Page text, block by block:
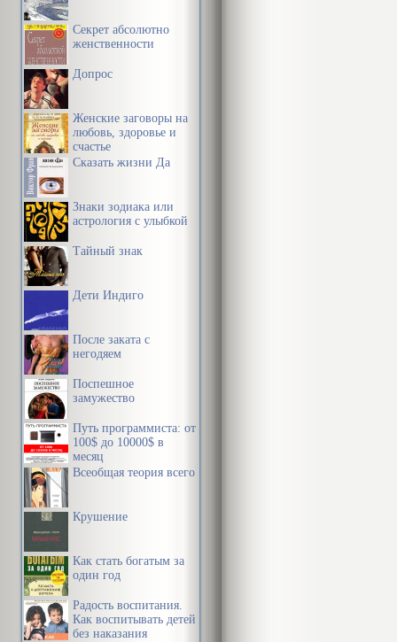
Секрет абсолютно
женственности
Допрос
Женские заговоры на
любовь, здоровье и
счастье
Сказать жизни Да
Знаки зодиака или
астрология с улыбкой
Тайный знак
Дети Индиго
После заката с
негодяем
Поспешное
замужество
Путь программиста: от
100$ до 10000$ в
месяц
Всеобщая теория всего
Крушение
Как стать богатым за
один год
Радость воспитания.
Как воспитывать детей
без наказания